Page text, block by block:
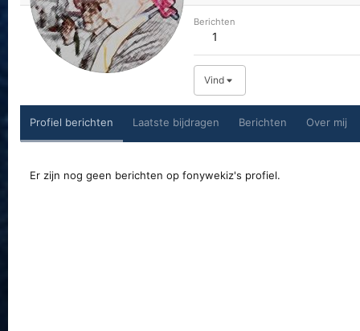
Berichten
1
Vind
Profiel berichten Laatste bijdragen Berichten Over mij
Er zijn nog geen berichten op fonywekiz's profiel.